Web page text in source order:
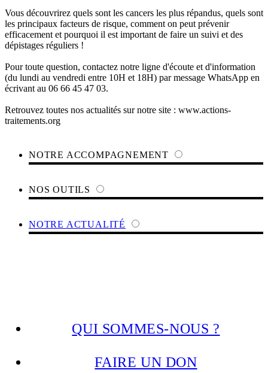
Vous découvrirez quels sont les cancers les plus répandus, quels sont
les principaux facteurs de risque, comment on peut prévenir
efficacement et pourquoi il est important de faire un suivi et des
dépistages réguliers !
Pour toute question, contactez notre ligne d'écoute et d'information
(du lundi au vendredi entre 10H et 18H) par message WhatsApp en
écrivant au 06 66 45 47 03.
Retrouvez toutes nos actualités sur notre site : www.actions-
traitements.org
NOTRE ACCOMPAGNEMENT
NOS OUTILS
NOTRE ACTUALITÉ
QUI SOMMES-NOUS ?
FAIRE UN DON